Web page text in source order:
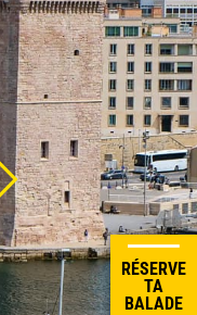
RÉSERVE
TA
BALADE